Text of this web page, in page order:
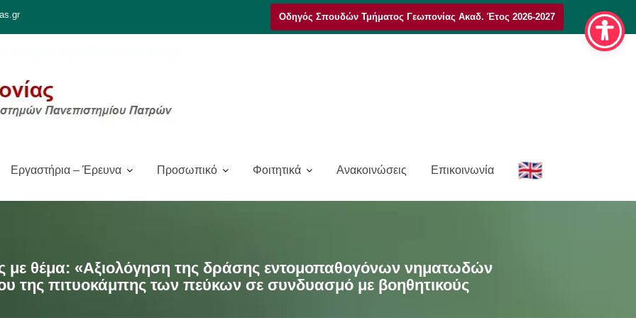
Οδηγός Σπουδών Τμήματος Γεωπονίας Ακαδ. Έτος 2026-2027
Εργαστήρια – Έρευνα Προσωπικό Φοιτητικά Ανακοινώσεις Επικοινωνία
E
n
με θέμα: «Αξιολόγηση της δράσης εντομοπαθογόνων νηματωδών
της πιτυοκάμπης των πεύκων σε συνδυασμό με βοηθητικούς